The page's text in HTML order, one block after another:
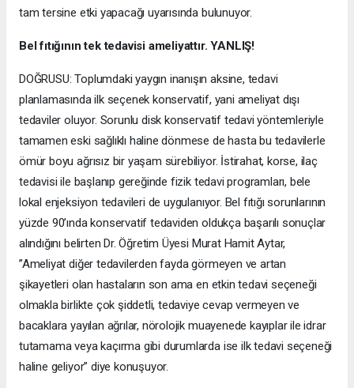
tam tersine etki yapacağı uyarısında bulunuyor.
Bel fıtığının tek tedavisi ameliyattır. YANLIŞ!
DOĞRUSU: Toplumdaki yaygın inanışın aksine, tedavi
planlamasında ilk seçenek konservatif, yani ameliyat dışı
tedaviler oluyor. Sorunlu disk konservatif tedavi yöntemleriyle
tamamen eski sağlıklı haline dönmese de hasta bu tedavilerle
ömür boyu ağrısız bir yaşam sürebiliyor. İstirahat, korse, ilaç
tedavisi ile başlanıp gereğinde fizik tedavi programları, bele
lokal enjeksiyon tedavileri de uygulanıyor. Bel fıtığı sorunlarının
yüzde 90’ında konservatif tedaviden oldukça başarılı sonuçlar
alındığını belirten Dr. Öğretim Üyesi Murat Hamit Aytar,
”Ameliyat diğer tedavilerden fayda görmeyen ve artan
şikayetleri olan hastaların son ama en etkin tedavi seçeneği
olmakla birlikte çok şiddetli, tedaviye cevap vermeyen ve
bacaklara yayılan ağrılar, nörolojik muayenede kayıplar ile idrar
tutamama veya kaçırma gibi durumlarda ise ilk tedavi seçeneği
haline geliyor” diye konuşuyor.